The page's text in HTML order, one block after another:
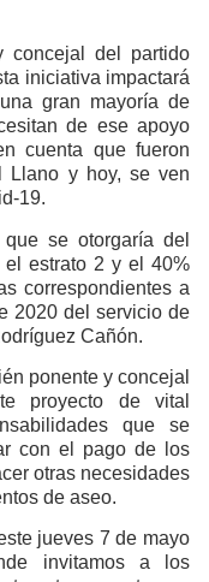
concejal del partido
iniciativa impactará
gran mayoría de
de ese apoyo
cuenta que fueron
Llano y hoy, se ven
19.
se otorgaría del
estrato 2 y el 40%
correspondientes a
2020 del servicio de
Cañón.
ponente y concejal
proyecto de vital
que se
con el pago de los
otras necesidades
de aseo.
jueves 7 de mayo
invitamos a los